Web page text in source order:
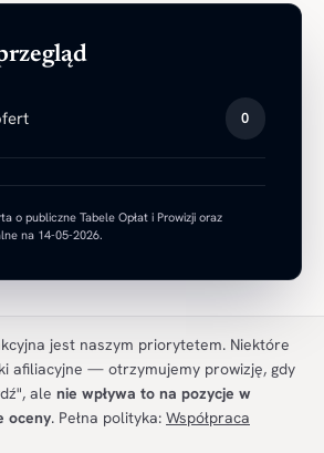
0
o publiczne Tabele Opłat i Prowizji oraz
na 14-05-2026.
jest naszym priorytetem. Niektóre
afiliacyjne — otrzymujemy prowizję, gdy
ale nie wpływa to na pozycje w
oceny. Pełna polityka: Współpraca